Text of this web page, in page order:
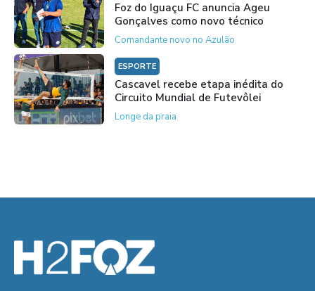
Foz do Iguaçu FC anuncia Ageu
Gonçalves como novo técnico
Comandante novo no Azulão
ESPORTE
Cascavel recebe etapa inédita do
Circuito Mundial de Futevôlei
Longe da praia